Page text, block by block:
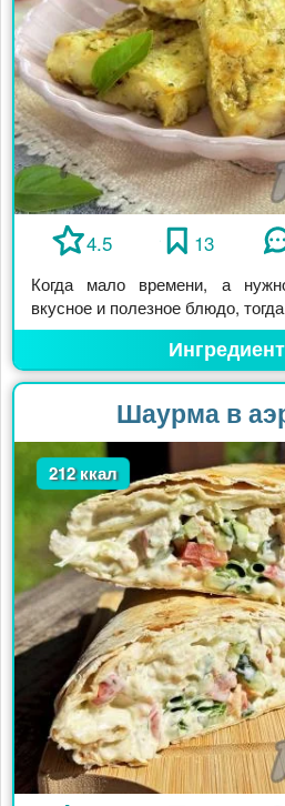
4.5 13
Когда мало времени, а
вкусное и полезное блюдо,
Шаурма в
212 ккал